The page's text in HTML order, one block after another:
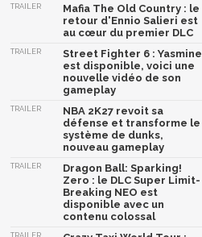
TRAILER
Mafia The Old Country : le
retour d'Ennio Salieri est
au cœur du premier DLC
TRAILER
Street Fighter 6 : Yasmine
est disponible, voici une
nouvelle vidéo de son
gameplay
TRAILER
NBA 2K27 revoit sa
défense et transforme le
système de dunks,
nouveau gameplay
TRAILER
Dragon Ball: Sparking!
Zero : le DLC Super Limit-
Breaking NEO est
disponible avec un
contenu colossal
TRAILER